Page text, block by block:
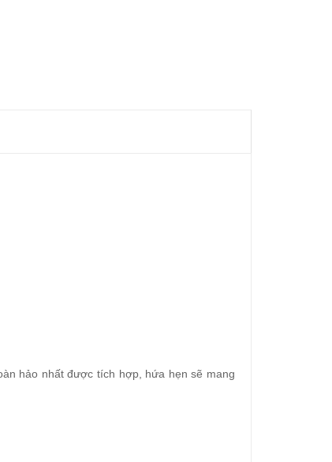
hảo nhất được tích hợp, hứa hẹn sẽ mang